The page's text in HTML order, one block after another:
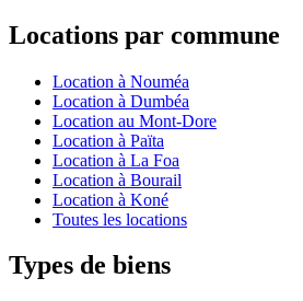
Locations par commune
Location à Nouméa
Location à Dumbéa
Location au Mont-Dore
Location à Païta
Location à La Foa
Location à Bourail
Location à Koné
Toutes les locations
Types de biens